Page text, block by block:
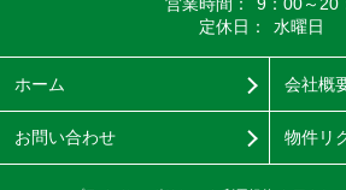
定休日：
水曜日
ホーム 会社概
お問い合わせ 物件リ